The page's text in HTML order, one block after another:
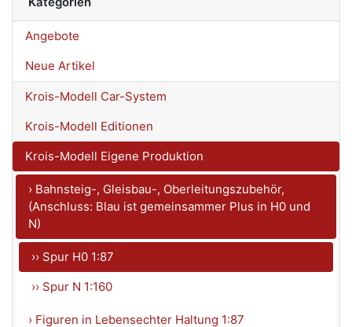
Angebote
Neue Artikel
Krois-Modell Car-System
Krois-Modell Editionen
Krois-Modell Eigene Produktion
› Bahnsteig-, Gleisbau-, Oberleitungszubehör,
(Anschluss: Blau ist gemeinsammer Plus in H0 und
N)
›› Spur H0 1:87
›› Spur N 1:160
› Figuren in Lebensechter Haltung 1:87